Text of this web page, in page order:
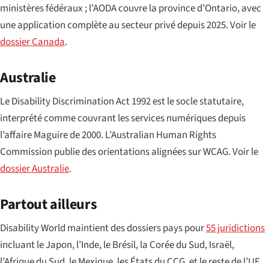
ministères fédéraux ; l’AODA couvre la province d’Ontario, avec
une application complète au secteur privé depuis 2025. Voir le
dossier Canada.
Australie
Le Disability Discrimination Act 1992 est le socle statutaire,
interprété comme couvrant les services numériques depuis
l’affaire Maguire de 2000. L’Australian Human Rights
Commission publie des orientations alignées sur WCAG. Voir le
dossier Australie.
Partout ailleurs
Disability World maintient des dossiers pays pour55 juridictions
incluant le Japon, l’Inde, le Brésil, la Corée du Sud, Israël,